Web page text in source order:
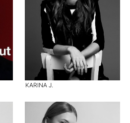
KARINA J.